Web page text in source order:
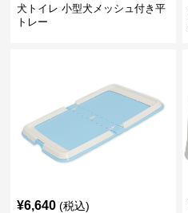
犬トイレ 小型犬メッシュ付き平
トレー
¥6,640 (税込)